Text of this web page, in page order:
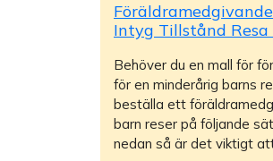
Intyg Tillstånd Resa
Behöver du en mall för
för en minderårig barns
beställa ett
barn reser på följande
nedan så är det viktigt